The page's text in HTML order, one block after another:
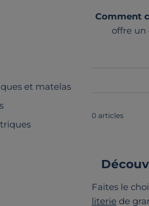
et matelas
Comment
offre un
0 articles
Faites le
literie de